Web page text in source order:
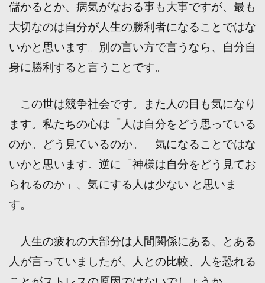
儲かるとか、病気がなおる事も大事ですが、最も
大切なのは自分が人生の勝利者になることではな
いかと思います。別の言い方で言うなら、自分自
身に勝利すると言うことです。
この世は競争社会です。また人の目も気になり
ます。私たちの心は「人は自分をどう思っている
のか。どう見ているのか。」気になることではな
いかと思います。逆に「神様は自分をどう見てお
られるのか」、気にする人は少ない と思いま
す。
人生の疲れの大部分は人間関係にある、とある
人が言っていましたが、人との比較、人を恐れる